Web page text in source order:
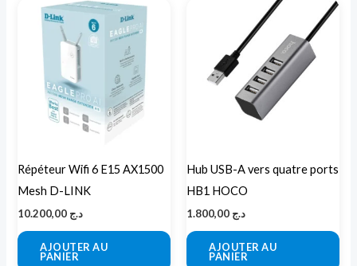
Répéteur Wifi 6 E15 AX1500
Mesh D-LINK
د.ج
AJOUTER AU
PANIER
Hub USB-A vers quatre ports
HB1 HOCO
د.ج
AJOUTER AU
PANIER